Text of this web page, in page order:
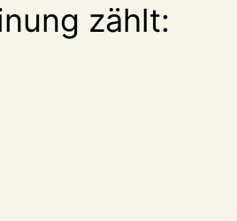
zählt: